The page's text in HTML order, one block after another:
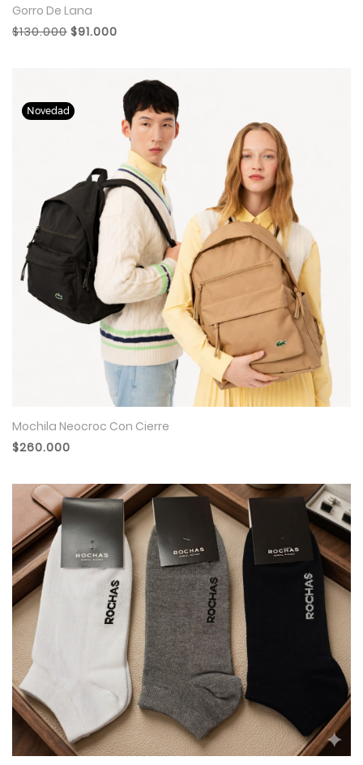
Gorro De Lana
$130.000 $91.000
Mochila Neocroc Con Cierre
$260.000